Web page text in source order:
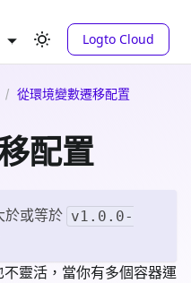
Logto Cloud
從環境變數遷移配置
配置
於或等於 v1.0.0-
靈活，當你有多個容器運